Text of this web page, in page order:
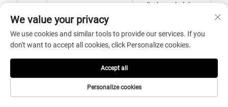
n
salur
an
pem
bua
pelindung belakang
sebelum fabrikasi.
We value your privacy
We use cookies and similar tools to provide our services. If you
don't want to accept all cookies, click Personalize cookies.
Personalize cookies
Accept all